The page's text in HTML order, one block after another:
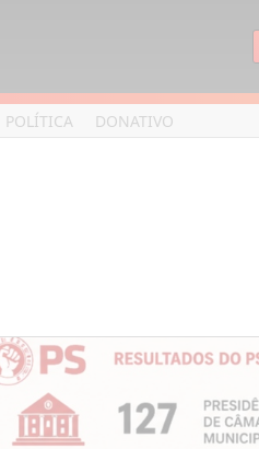
POLÍTICA DONATIVO